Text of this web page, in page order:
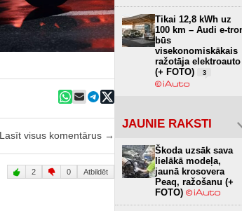
Lasīt visus komentārus →
2 0 Atbildēt
Tikai 12,8 kWh uz
100 km – Audi e-
būs
visekonomiskākais
ražotāja elektroauto
(+ FOTO)
3
JAUNIE RAKSTI
Škoda uzsāk sava
lielākā modeļa,
jaunā krosovera
Peaq, ražošanu (+
FOTO)